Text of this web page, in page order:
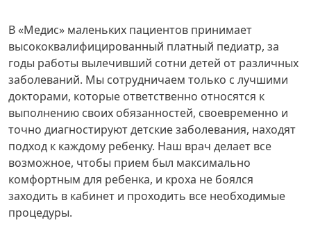
В «Медис» маленьких пациентов принимает
высококвалифицированный платный педиатр, за
годы работы вылечивший сотни детей от различных
заболеваний. Мы сотрудничаем только с лучшими
докторами, которые ответственно относятся к
выполнению своих обязанностей, своевременно и
точно диагностируют детские заболевания, находят
подход к каждому ребенку. Наш врач делает все
возможное, чтобы прием был максимально
комфортным для ребенка, и кроха не боялся
заходить в кабинет и проходить все необходимые
процедуры.